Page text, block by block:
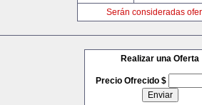
Serán consideradas
Realizar una Oferta
Precio Ofrecido $